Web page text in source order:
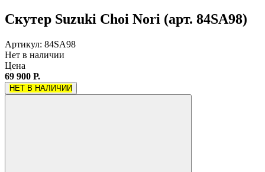
Скутер Suzuki Choi Nori (арт. 84SA98)
Артикул: 84SA98
Нет в наличии
Цена
69 900 Р.
НЕТ В НАЛИЧИИ